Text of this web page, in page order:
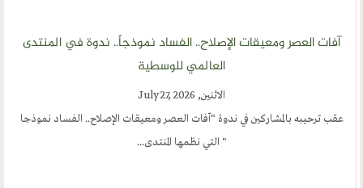
آفات العصر ومعيقات الإصلاح.. الفساد نموذجاً.. ندوة في المنتدى
العالمي للوسطية
الاثنين, July 27, 2026
عقب ترحيبه بالمشاركين في ندوة "آفات العصر ومعيقات الإصلاح.. الفساد نموذجا
" التي نظمها المنتدى...